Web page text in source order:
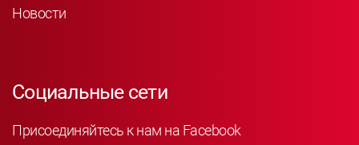
Новости
Социальные сети
Присоединяйтесь к нам на Facebook